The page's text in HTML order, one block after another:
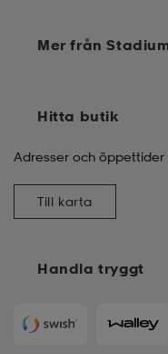
Handla tryggt
Mer från
Hitta butik
Adresser och öppettider
Till karta